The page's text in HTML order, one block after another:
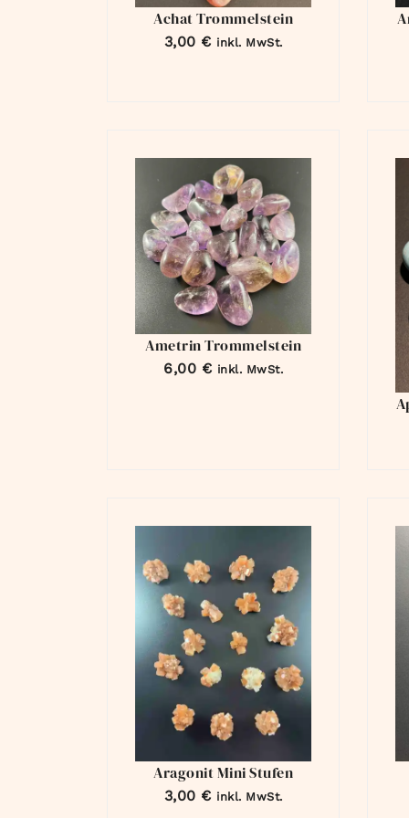
Achat Trommelstein
3,00 € inkl. MwSt.
Ametrin Trommelstein
6,00 € inkl. MwSt.
Aragonit Mini Stufen
3,00 € inkl. MwSt.